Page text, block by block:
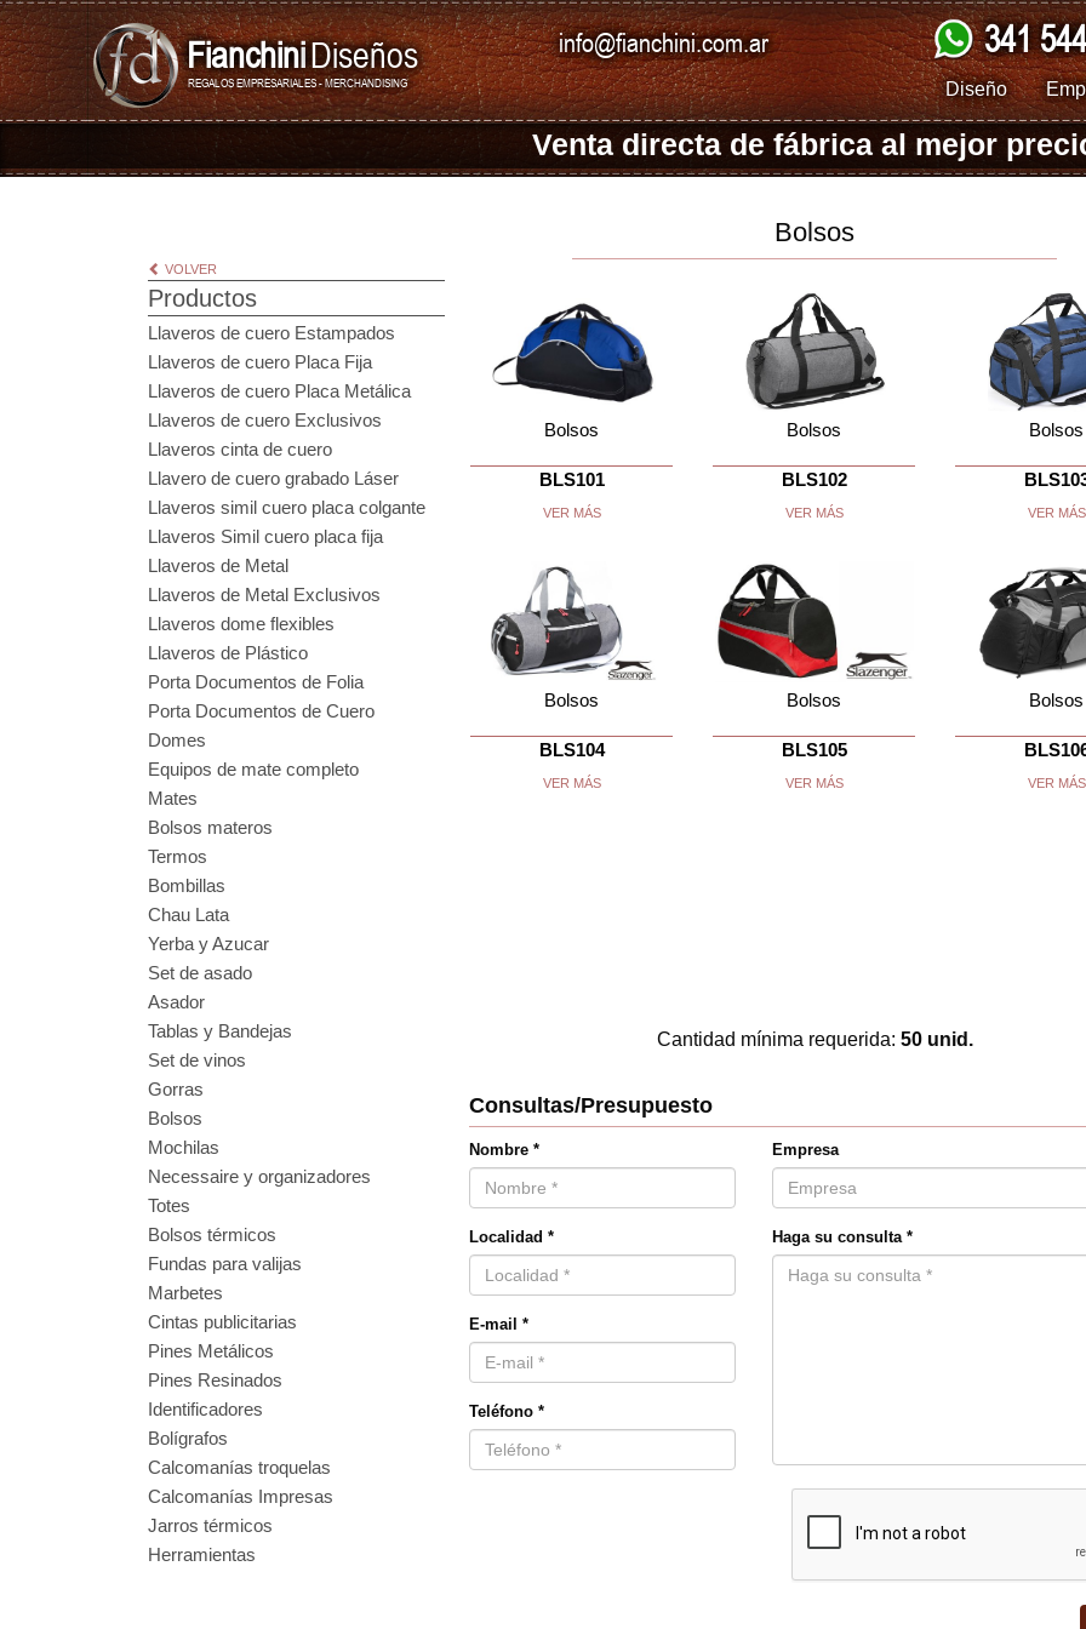
FianchiniDiseños
REGALOS EMPRESARIALES - MERCHANDISING
341
info@fianchini.com.ar
Diseño
Venta directa de fábrica al mejor
Bolsos
VOLVER
Productos
Llaveros de cuero Estampados
Llaveros de cuero Placa Fija
Llaveros de cuero Placa Metálica
Llaveros de cuero Exclusivos
Llaveros cinta de cuero
Llavero de cuero grabado Láser
Llaveros simil cuero placa colgante
Llaveros Simil cuero placa fija
Llaveros de Metal
Llaveros de Metal Exclusivos
Llaveros dome flexibles
Llaveros de Plástico
Porta Documentos de Folia
Porta Documentos de Cuero
Domes
Equipos de mate completo
Mates
Bolsos materos
Termos
Bombillas
Chau Lata
Yerba y Azucar
Set de asado
Asador
Tablas y Bandejas
Set de vinos
Gorras
Bolsos
Mochilas
Necessaire y organizadores
Totes
Bolsos térmicos
Fundas para valijas
Marbetes
Cintas publicitarias
Pines Metálicos
Pines Resinados
Identificadores
Bolígrafos
Calcomanías troquelas
Calcomanías Impresas
Jarros térmicos
Herramientas
Bolsos
BLS101
VER MÁS
Bolsos
BLS102
VER MÁS
Bolsos
VER MÁS
Bolsos
BLS104
VER MÁS
Bolsos
BLS105
VER MÁS
Bolsos
VER MÁS
Cantidad mínima requerida: 50 unid.
Consultas/Presupuesto
Nombre * Empresa
Localidad *
E-mail *
Teléfono *
Haga su consulta *